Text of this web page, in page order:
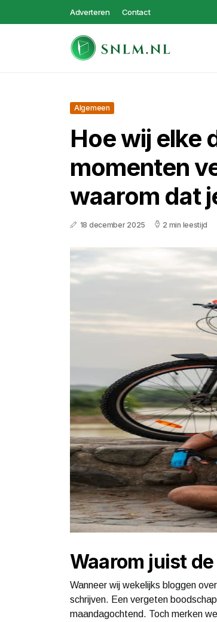
Adverteren Contact
Algemeen
Hoe wij elke
momenten
waarom dat
18 december 2025 2 min leestijd
Waarom juist
Wanneer wij wekelijks bloggen
schrijven. Een vergeten
maandagochtend. Toch merken